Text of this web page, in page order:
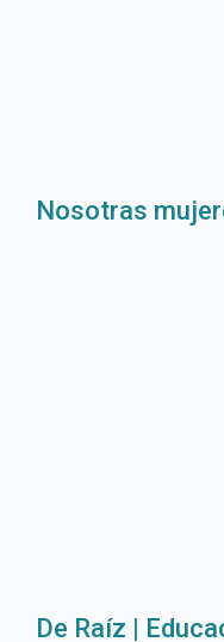
Nosotras
De Raíz |